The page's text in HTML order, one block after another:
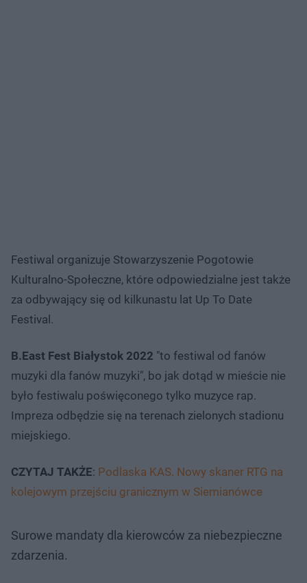
Festiwal organizuje Stowarzyszenie Pogotowie
Kulturalno-Społeczne, które odpowiedzialne jest także
za odbywający się od kilkunastu lat Up To Date
Festival.
B.East Fest Białystok 2022 "to festiwal od fanów
muzyki dla fanów muzyki", bo jak dotąd w mieście nie
było festiwalu poświęconego tylko muzyce rap.
Impreza odbędzie się na terenach zielonych stadionu
miejskiego.
CZYTAJ TAKŻE: Podlaska KAS. Nowy skaner RTG na
kolejowym przejściu granicznym w Siemianówce
Surowe mandaty dla kierowców za niebezpieczne
zdarzenia.